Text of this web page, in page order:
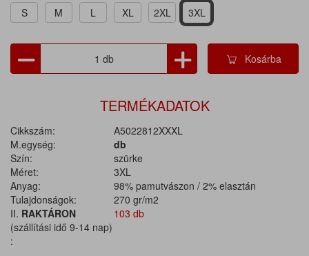
S M L XL 2XL 3XL
Kosárba
TERMÉKADATOK
Cikkszám:
A5022812XXXL
M.egység:
db
Szín:
szürke
Méret:
3XL
Anyag:
98% pamutvászon / 2% elasztán
Tulajdonságok:
270 gr/m2
II. RAKTÁRON
(szállítási idő 9-14 nap)
:
103 db